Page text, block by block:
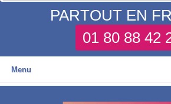
PARTOUT EN
01 80 88 42
Menu